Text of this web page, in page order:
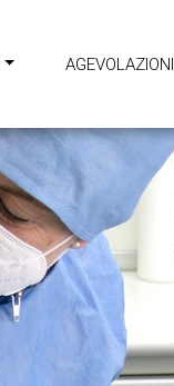
AGEVOLAZIONI